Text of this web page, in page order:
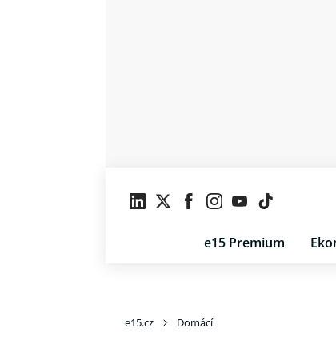
e15 Premium
e15.cz Domácí